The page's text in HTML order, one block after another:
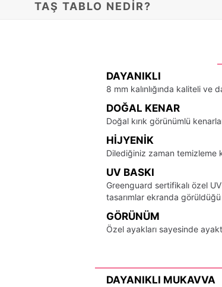
TAŞ TABLO NEDİR?
DAYANIKLI
8 mm kalınlığında kaliteli ve
DOĞAL KENAR
Doğal kırık görünümlü
HIJYENIK
Dilediğiniz zaman temizleme
UV BASKI
Greenguard sertifikalı özel
tasarımlar ekranda
GÖRÜNÜM
Özel ayakları sayesinde
DAYANIKLI MUKAVVA